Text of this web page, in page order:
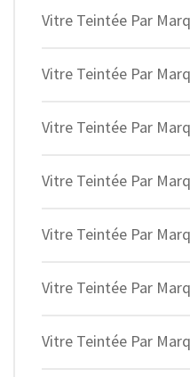
Vitre Teintée Par
Vitre Teintée Par
Vitre Teintée Par
Vitre Teintée Par
Vitre Teintée Par
Vitre Teintée Par
Vitre Teintée Par